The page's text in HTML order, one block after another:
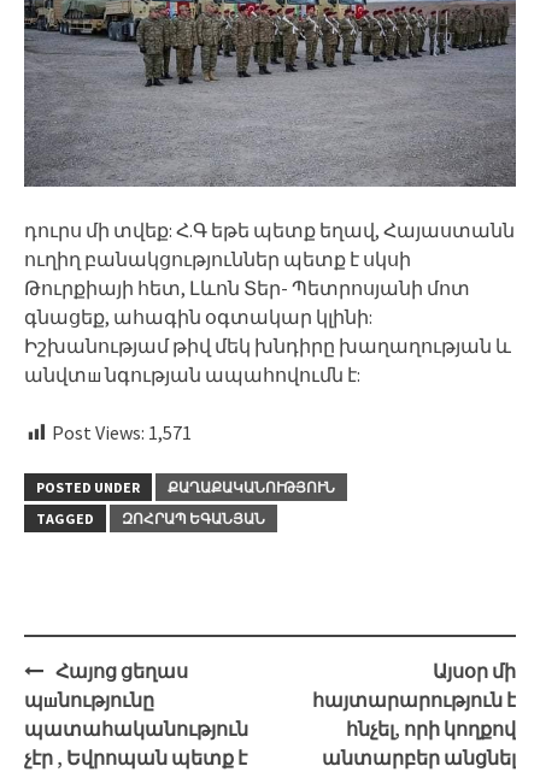
դուրս մի տվեք: Հ.Գ եթե պետք եղավ, Հայաստանն
ուղիղ բանակցություններ պետք է սկսի
Թուրքիայի հետ, Լևոն Տեր- Պետրոսյանի մոտ
գնացեք, ահագին օգտակար կլինի:
Իշխանությամ թիվ մեկ խնդիրը խաղաղության և
անվտш նգության ապահովումն է:
Post Views: 1,571
POSTED UNDER
ՔԱՂԱՔԱԿԱՆՈՒԹՅՈՒՆ
TAGGED
ԶՈՀՐԱՊ ԵԳԱՆՅԱՆ
Post
navigation
Հայոց ցեղաս
պшնությունը
պատահականություն
չէր , Եվրոպան պետք է
Այսօր մի
հայտարարություն է
հնչել, որի կողքով
անտարբեր անցնել